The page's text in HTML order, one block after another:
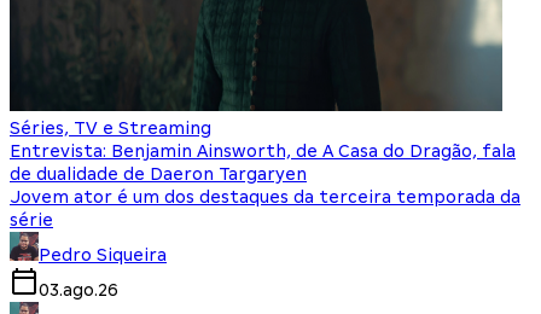
Séries, TV e Streaming
Entrevista: Benjamin Ainsworth, de A Casa do Dragão, fala
de dualidade de Daeron Targaryen
Jovem ator é um dos destaques da terceira temporada da
série
Pedro Siqueira
03.ago.26